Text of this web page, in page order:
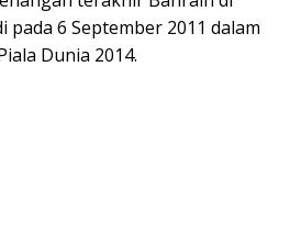
pada 6 September 2011 dalam
Dunia 2014.